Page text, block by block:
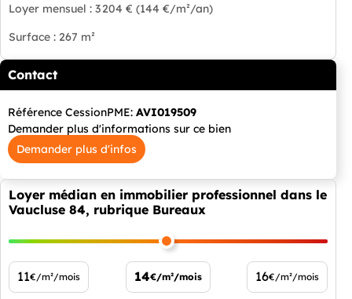
Loyer mensuel : 3 204 € (144 €/m²/an)
Surface : 267 m²
Contact
Référence CessionPME: AVI019509
Demander plus d'informations sur ce bien
Demander plus d'infos
Loyer médian en immobilier professionnel dans le
Vaucluse 84, rubrique Bureaux
11€/m²/mois 14€/m²/mois 16€/m²/mois